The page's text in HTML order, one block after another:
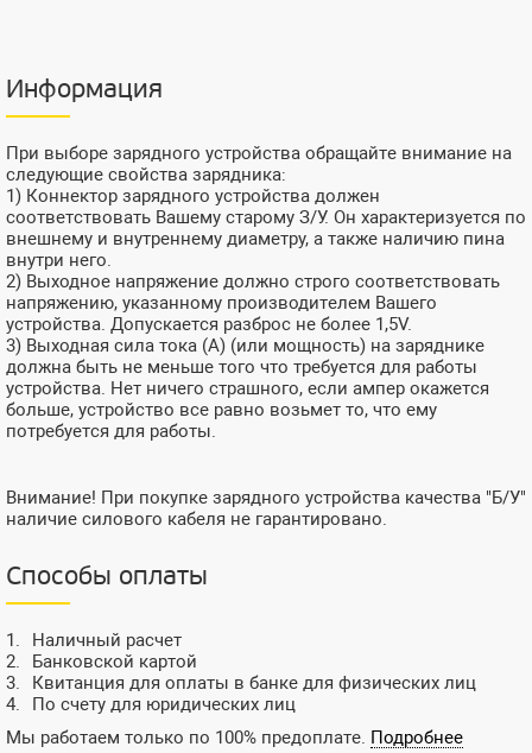
Информация
При выборе зарядного устройства обращайте внимание на
следующие свойства зарядника:
1) Коннектор зарядного устройства должен
соответствовать Вашему старому З/У. Он характеризуется по
внешнему и внутреннему диаметру, а также наличию пина
внутри него.
2) Выходное напряжение должно строго соответствовать
напряжению, указанному производителем Вашего
устройства. Допускается разброс не более 1,5V.
3) Выходная сила тока (А) (или мощность) на заряднике
должна быть не меньше того что требуется для работы
устройства. Нет ничего страшного, если ампер окажется
больше, устройство все равно возьмет то, что ему
потребуется для работы.
Внимание! При покупке зарядного устройства качества "Б/У"
наличие силового кабеля не гарантировано.
Способы оплаты
Наличный расчет
Банковской картой
Квитанция для оплаты в банке для физических лиц
По счету для юридических лиц
Мы работаем только по 100% предоплате. Подробнее